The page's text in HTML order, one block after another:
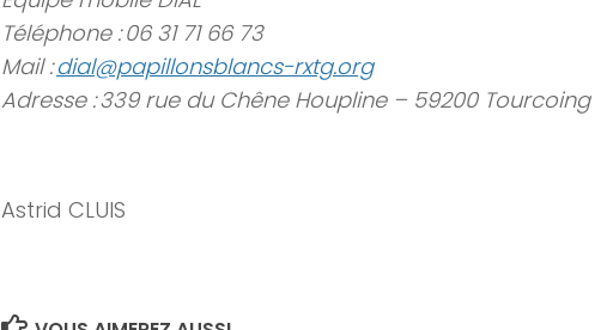
Téléphone : 06 31 71 66 73
Mail :dial@papillonsblancs-rxtg.org
Adresse : 339 rue du Chêne Houpline – 59200 Tourcoing
Astrid CLUIS